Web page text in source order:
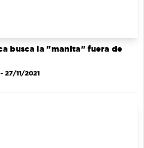
busca la "manita" fuera de
- 27/11/2021